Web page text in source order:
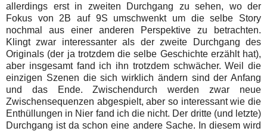
allerdings erst in zweiten Durchgang zu sehen, wo der
Fokus von 2B auf 9S umschwenkt um die selbe Story
nochmal aus einer anderen Perspektive zu betrachten.
Klingt zwar interessanter als der zweite Durchgang des
Originals (der ja trotzdem die selbe Geschichte erzählt hat),
aber insgesamt fand ich ihn trotzdem schwächer. Weil die
einzigen Szenen die sich wirklich ändern sind der Anfang
und das Ende. Zwischendurch werden zwar neue
Zwischensequenzen abgespielt, aber so interessant wie die
Enthüllungen in Nier fand ich die nicht. Der dritte (und letzte)
Durchgang ist da schon eine andere Sache. In diesem wird